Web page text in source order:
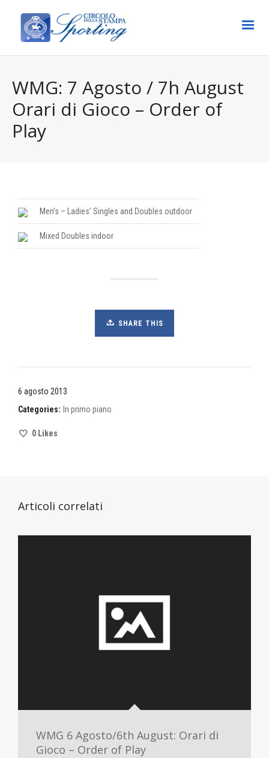
WMG: 7 Agosto / 7h August
Orari di Gioco – Order of
Play
Men’s – Ladies’ Singles and Doubles outdoor
Mixed Doubles indoor
SHARE THIS
6 agosto 2013
Categories: In primo piano
0 Likes
Articoli correlati
WMG 6 Agosto/6th August: Orari di
Gioco – Order of Play